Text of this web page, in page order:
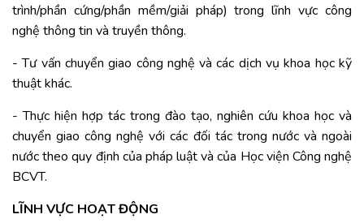
trình/phần cứng/phần mềm/giải pháp) trong lĩnh vực công
nghệ thông tin và truyền thông.
- Tư vấn chuyển giao công nghệ và các dịch vụ khoa học kỹ
thuật khác.
- Thực hiện hợp tác trong đào tạo, nghiên cứu khoa học và
chuyển giao công nghệ với các đối tác trong nước và ngoài
nước theo quy định của pháp luật và của Học viện Công nghệ
BCVT.
LĨNH VỰC HOẠT ĐỘNG